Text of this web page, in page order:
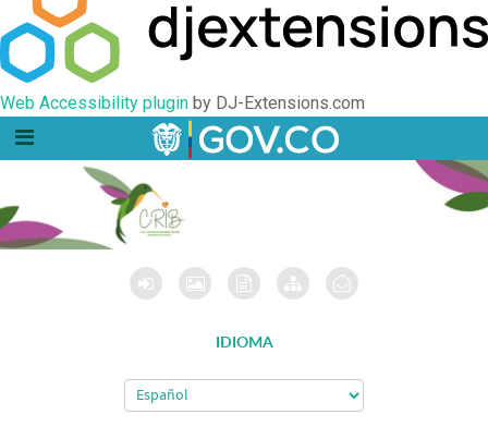
Web Accessibility plugin by DJ-Extensions.com
IDIOMA